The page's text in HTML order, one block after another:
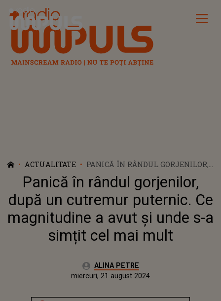
Radio Impuls
ACTUALITATE
PANICĂ ÎN RÂNDUL GORJENILOR,
DUPĂ UN CUTREMUR PUTERNIC.
CE MAGNITUDINE A AVUT ȘI
UNDE S-A SIMȚIT CEL MAI MULT
Panică în rândul gorjenilor,
după un cutremur puternic. Ce
magnitudine a avut și unde s-a
simțit cel mai mult
Autor:ALINA PETRE
Actualizat:
miercuri, 21 august 2024